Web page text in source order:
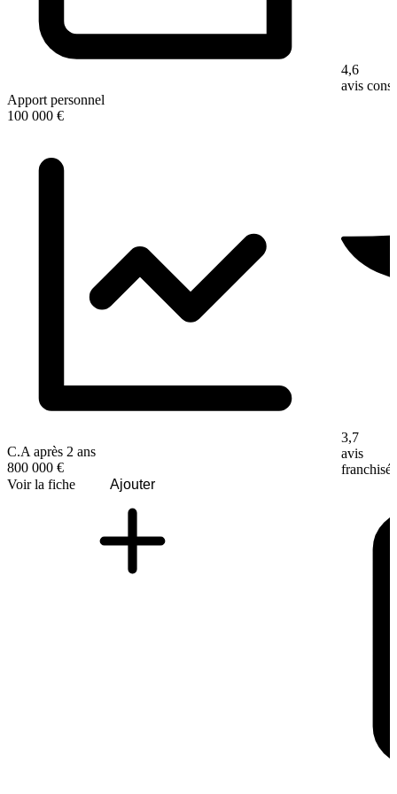
Apport personnel
100 000 €
C.A après 2 ans
800 000 €
Voir la fiche
Ajouter
4,6
avis
3,7
avis
franchisé